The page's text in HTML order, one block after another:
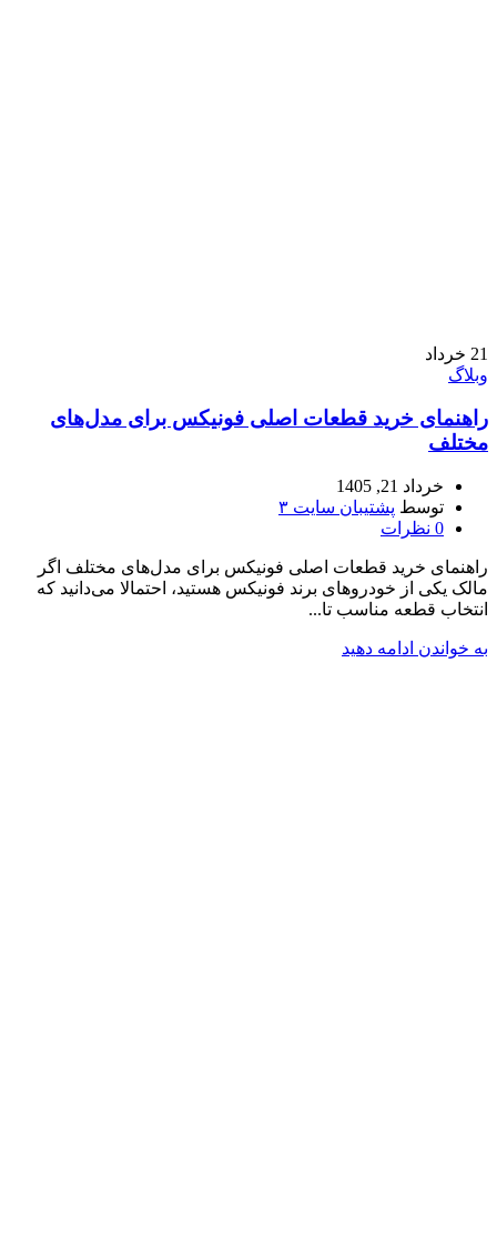
21 خرداد
وبلاگ
راهنمای خرید قطعات اصلی فونیکس برای مدل‌های
مختلف
خرداد 21, 1405
توسط پشتیبان سایت ۳
0 نظرات
راهنمای خرید قطعات اصلی فونیکس برای مدل‌های مختلف اگر
مالک یکی از خودروهای برند فونیکس هستید، احتمالا می‌دانید که
انتخاب قطعه مناسب تا...
به خواندن ادامه دهید